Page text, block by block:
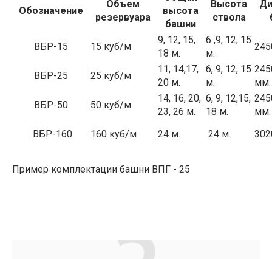
Обозначение
Объем
резервуара
высота
башни
Высота
ствола
ВБР-15 15 куб/м
9, 12, 15,
18 м.
6 ,9, 12, 15
м.
ВБР-25 25 куб/м
11, 14,17,
20 м.
6, 9, 12, 15
м.
мм.
ВБР-50
50 куб/м
14, 16, 20,
23, 26 м.
6, 9, 12,15,
18 м.
мм.
ВБР-160
160 куб/м 24 м. 24 м.
Пример комплектации башни ВПГ - 25